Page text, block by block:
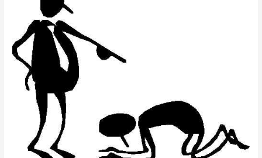
Autoliderazgo
las
Estructuras
Organizacionales